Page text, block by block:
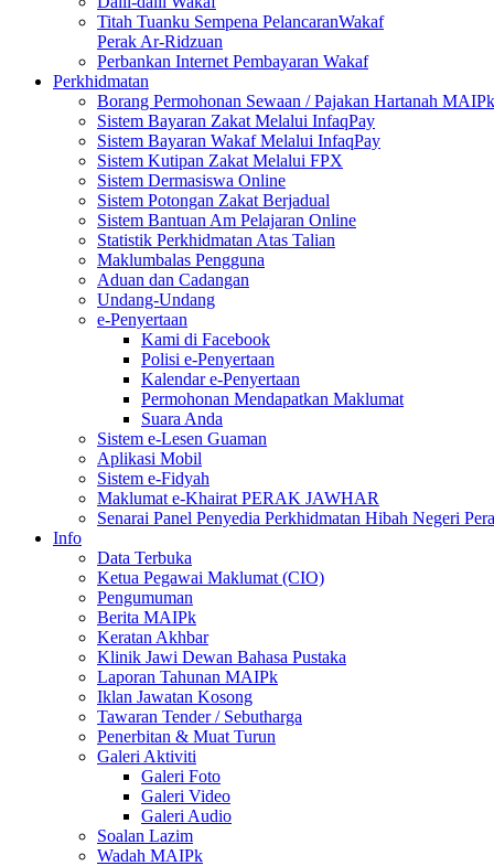
Titah Tuanku Sempena PelancaranWakaf
Perak Ar-Ridzuan
Perbankan Internet Pembayaran Wakaf
Perkhidmatan
Borang Permohonan Sewaan / Pajakan Hartanah MAIPk
Sistem Bayaran Zakat Melalui InfaqPay
Sistem Bayaran Wakaf Melalui InfaqPay
Sistem Kutipan Zakat Melalui FPX
Sistem Dermasiswa Online
Sistem Potongan Zakat Berjadual
Sistem Bantuan Am Pelajaran Online
Statistik Perkhidmatan Atas Talian
Maklumbalas Pengguna
Aduan dan Cadangan
Undang-Undang
e-Penyertaan
Kami di Facebook
Polisi e-Penyertaan
Kalendar e-Penyertaan
Permohonan Mendapatkan Maklumat
Suara Anda
Sistem e-Lesen Guaman
Aplikasi Mobil
Sistem e-Fidyah
Maklumat e-Khairat PERAK JAWHAR
Senarai Panel Penyedia Perkhidmatan Hibah Negeri
Info
Data Terbuka
Ketua Pegawai Maklumat (CIO)
Pengumuman
Berita MAIPk
Keratan Akhbar
Klinik Jawi Dewan Bahasa Pustaka
Laporan Tahunan MAIPk
Iklan Jawatan Kosong
Tawaran Tender / Sebutharga
Penerbitan & Muat Turun
Galeri Aktiviti
Galeri Foto
Galeri Video
Galeri Audio
Soalan Lazim
Wadah MAIPk